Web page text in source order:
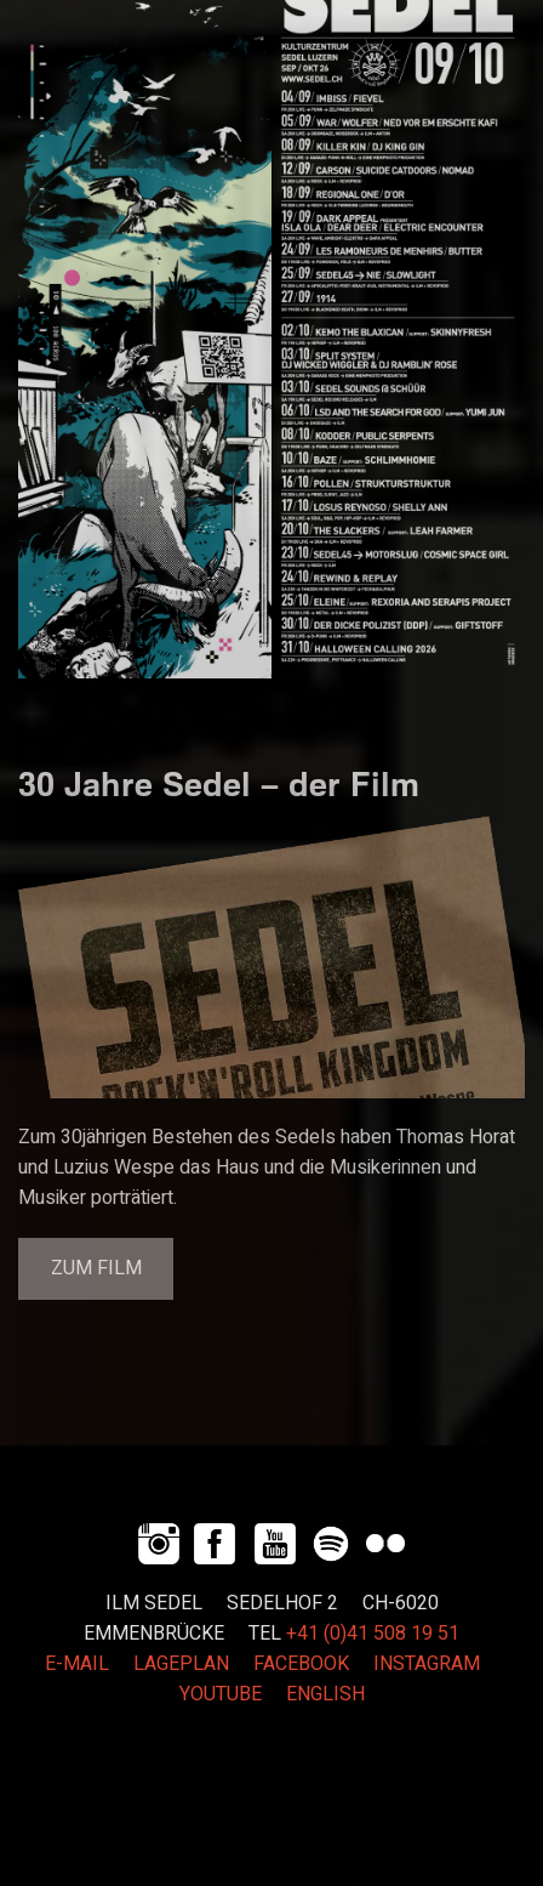
30 Jahre Sedel – der Film
Zum 30jährigen Bestehen des Sedels haben Thomas Horat
und Luzius Wespe das Haus und die Musikerinnen und
Musiker porträtiert.
ZUM FILM
ILM SEDEL SEDELHOF 2 CH-6020
EMMENBRÜCKE TEL+41 (0)41 508 19 51
E-MAIL
LAGEPLAN FACEBOOK
INSTAGRAM
YOUTUBE
ENGLISH